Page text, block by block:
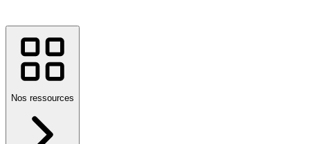
Nos ressources